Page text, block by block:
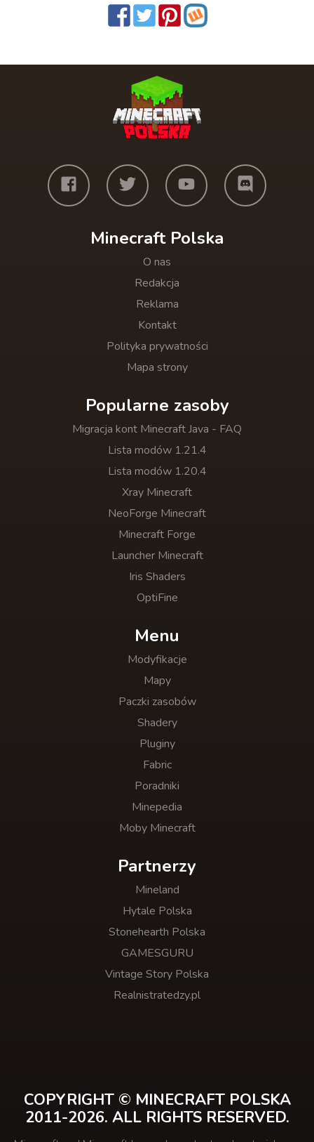
Minecraft Polska
O nas
Redakcja
Reklama
Kontakt
Polityka prywatności
Mapa strony
Popularne zasoby
Migracja kont Minecraft Java - FAQ
Lista modów 1.21.4
Lista modów 1.20.4
Xray Minecraft
NeoForge Minecraft
Minecraft Forge
Launcher Minecraft
Iris Shaders
OptiFine
Menu
Modyfikacje
Mapy
Paczki zasobów
Shadery
Pluginy
Fabric
Poradniki
Minepedia
Moby Minecraft
Partnerzy
Mineland
Hytale Polska
Stonehearth Polska
GAMESGURU
Vintage Story Polska
Realnistratedzy.pl
COPYRIGHT © MINECRAFT POLSKA
2011-2026. ALL RIGHTS RESERVED.